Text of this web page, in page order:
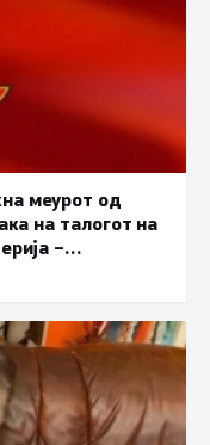
меурот од
на талогот на
–